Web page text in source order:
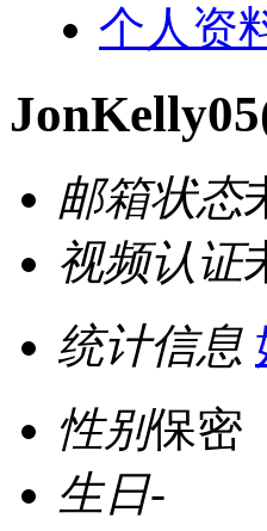
个人资
JonKelly05
邮箱状态
视频认证
统计信息
性别保密
生日-